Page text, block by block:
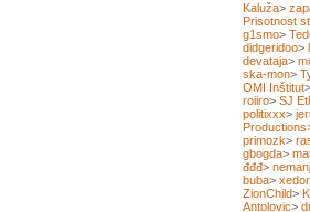
Kaluža>
Prisotnost
g1smo>
didgeridoo>
devataja>
ska-mon>
OMI Inštitut>
roiiro> SJ
politixxx>
Productions
primozk>
gbogda>
đđđ>
buba> xedor
ZionChild>
Antolovic>